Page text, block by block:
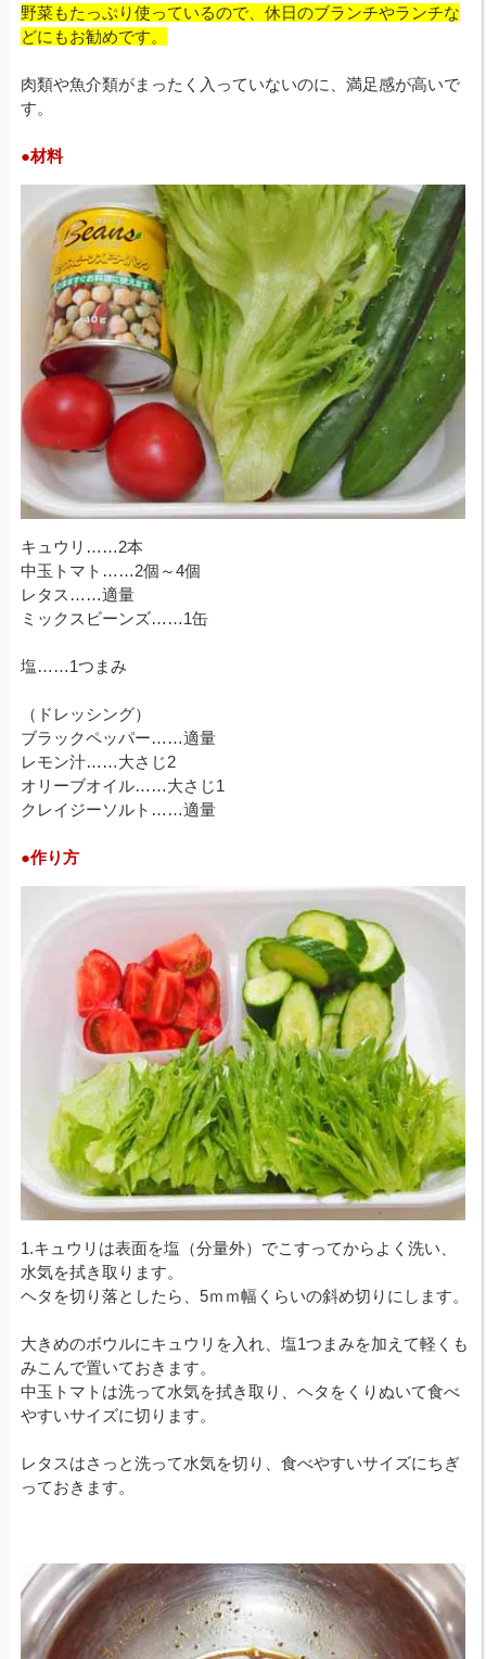
野菜もたっぷり使っているので、休日のブランチやランチな
どにもお勧めです。
肉類や魚介類がまったく入っていないのに、満足感が高いで
す。
●材料
キュウリ……2本
中玉トマト……2個～4個
レタス……適量
ミックスビーンズ……1缶
塩……1つまみ
（ドレッシング）
ブラックペッパー……適量
レモン汁……大さじ2
オリーブオイル……大さじ1
クレイジーソルト……適量
●作り方
1.キュウリは表面を塩（分量外）でこすってからよく洗い、
水気を拭き取ります。
ヘタを切り落としたら、5ｍｍ幅くらいの斜め切りにします。
大きめのボウルにキュウリを入れ、塩1つまみを加えて軽くも
みこんで置いておきます。
中玉トマトは洗って水気を拭き取り、ヘタをくりぬいて食べ
やすいサイズに切ります。
レタスはさっと洗って水気を切り、食べやすいサイズにちぎ
っておきます。